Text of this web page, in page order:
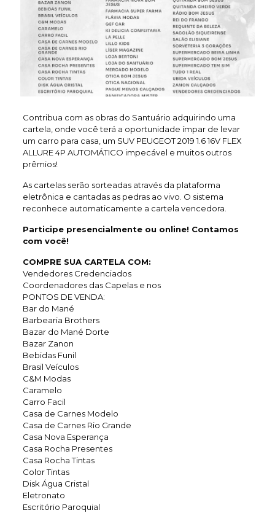
Contribua com as obras do Santuário adquirindo uma
cartela, onde você terá a oportunidade ímpar de levar
um carro para casa, um SUV PEUGEOT 2019 1.6 16V FLEX
ALLURE 4P AUTOMÁTICO impecável e muitos outros
prêmios!
As cartelas serão sorteadas através da plataforma
eletrônica e cantadas as pedras ao vivo. O sistema
reconhece automaticamente a cartela vencedora.
Participe presencialmente ou online! Contamos
com você!
COMPRE SUA CARTELA COM:
Vendedores Credenciados
Coordenadores das Capelas e nos
PONTOS DE VENDA:
Bar do Mané
Barbearia Brothers
Bazar do Mané Dorte
Bazar Zanon
Bebidas Funil
Brasil Veículos
C&M Modas
Caramelo
Carro Facil
Casa de Carnes Modelo
Casa de Carnes Rio Grande
Casa Nova Esperança
Casa Rocha Presentes
Casa Rocha Tintas
Color Tintas
Disk Água Cristal
Eletronato
Escritório Paroquial